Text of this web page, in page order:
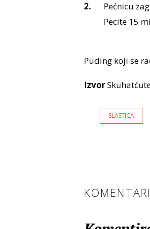
Pećnicu
Pecite 15
Puding koji se
Izvor
SLASTICA
KOMENTARI